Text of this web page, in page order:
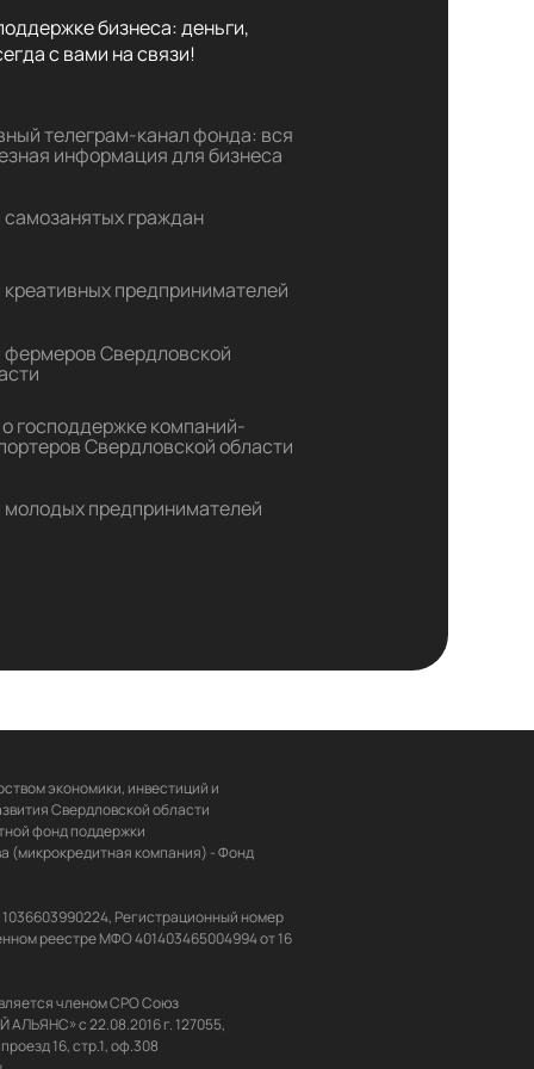
бизнеса: деньги,
с вами на связи!
телеграм-канал фонда: вся
информация для бизнеса
граждан
предпринимателей
Свердловской
господдержке компаний-
Свердловской области
предпринимателей
экономики, инвестиций и
Свердловской области
фонд поддержки
(микрокредитная компания) - Фонд
1036603990224, Регистрационный номер
реестре МФО 401403465004994 от 16
членом СРО Союз
с 22.08.2016 г. 127055,
г. Москва, Полесский проезд 16, стр.1, оф.308